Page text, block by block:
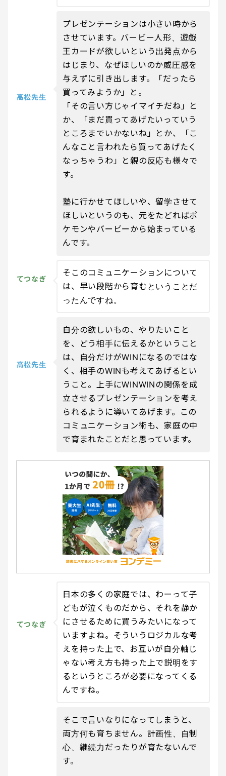
高松先生
プレゼンテーションは小さい時から
させています。バービー人形、遊戯
王カードが欲しいという出発点から
はじまり、なぜほしいのか威圧感を
与えずに引き出します。「だったら
買ってみようか」と。
「その言い方じゃイマイチだね」と
か、「まだ買ってあげたいっていう
ところまでいかないね」とか、「こ
んなこと言われたら買ってあげたく
なっちゃうわ」と親の反応も様々で
す。
塾に行かせてほしいや、留学させて
ほしいというのも、元をたどればポ
ケモンやバービーから始まっている
んです。
てつなぎ
そこのコミュニケーションについて
は、早い段階から育むということだ
ったんですね。
高松先生
自分の欲しいもの、やりたいこと
を、どう相手に伝えるかということ
は、自分だけがWINになるのではな
く、相手のWINも考えてあげるとい
うこと。上手にWINWINの関係を成
立させるプレゼンテーションを考え
られるように導いてあげます。この
コミュニケーション術も、家庭の中
で育まれたことだと思っています。
てつなぎ
日本の多くの家庭では、わーって子
どもが泣くものだから、それを静か
にさせるために買うみたいになって
いますよね。そういうロジカルな考
えを持った上で、お互いが自分軸じ
ゃない考え方も持った上で説明をす
るというところが必要になってくる
んですね。
そこで言いなりになってしまうと、
両方何も育ちません。計画性、自制
心、継続力だったりが育たないんで
す。